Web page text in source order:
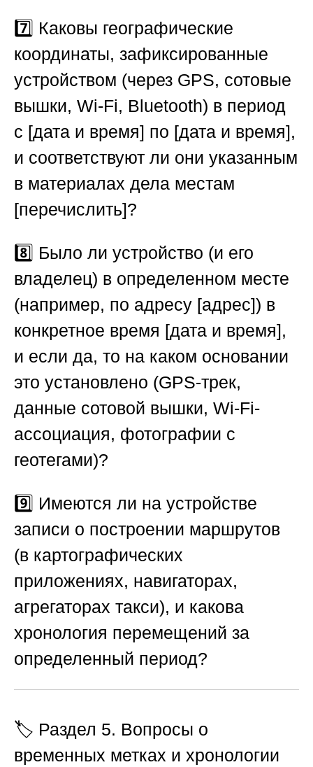
7️⃣ Каковы географические
координаты, зафиксированные
устройством (через GPS, сотовые
вышки, Wi-Fi, Bluetooth) в период
с [дата и время] по [дата и время],
и соответствуют ли они указанным
в материалах дела местам
[перечислить]?
8️⃣ Было ли устройство (и его
владелец) в определенном месте
(например, по адресу [адрес]) в
конкретное время [дата и время],
и если да, то на каком основании
это установлено (GPS-трек,
данные сотовой вышки, Wi-Fi-
ассоциация, фотографии с
геотегами)?
9️⃣ Имеются ли на устройстве
записи о построении маршрутов
(в картографических
приложениях, навигаторах,
агрегаторах такси), и какова
хронология перемещений за
определенный период?
🏷️ Раздел 5. Вопросы о
временных метках и хронологии